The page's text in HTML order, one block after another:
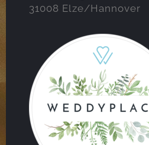
31008 Elze/Hannover